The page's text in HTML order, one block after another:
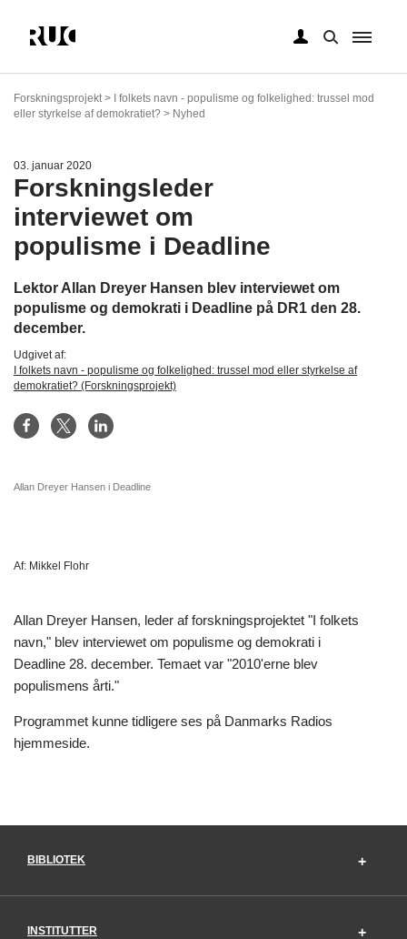
hovedindhold
Forskningsprojekt > I folkets navn - populisme og folkelighed: trussel mod
eller styrkelse af demokratiet? > Nyhed
03. januar 2020
Forskningsleder
interviewet om
populisme i Deadline
Lektor Allan Dreyer Hansen blev interviewet om
populisme og demokrati i Deadline på DR1 den 28.
december.
Udgivet af:
I folkets navn - populisme og folkelighed: trussel mod eller styrkelse af
demokratiet? (Forskningsprojekt)
Allan Dreyer Hansen i Deadline
Af: Mikkel Flohr
Allan Dreyer Hansen, leder af forskningsprojektet "I folkets
navn," blev interviewet om populisme og demokrati i
Deadline 28. december. Temaet var "2010'erne blev
populismens årti."
Programmet kunne tidligere ses på Danmarks Radios
hjemmeside.
BIBLIOTEK
INSTITUTTER